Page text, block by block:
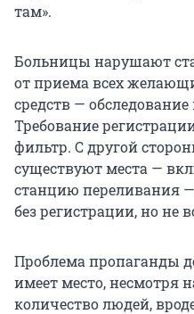
там».
Больницы нарушают
от приема всех
средств — обследование
Требование
фильтр. С другой
существуют места —
станцию переливания
без регистрации, но не
Проблема пропаганды
имеет место, несмотря
количество людей,